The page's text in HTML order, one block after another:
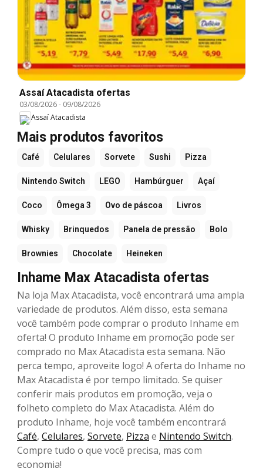
Assaí Atacadista ofertas
03/08/2026- 09/08/2026
Assaí Atacadista
Mais produtos favoritos
Café Celulares Sorvete Sushi Pizza
Nintendo Switch LEGO Hambúrguer Açaí
Coco Ômega 3 Ovo de páscoa Livros
Whisky Brinquedos Panela de pressão Bolo
Brownies Chocolate Heineken
Inhame Max Atacadista ofertas
Na loja Max Atacadista, você encontrará uma ampla
variedade de produtos. Além disso, esta semana
você também pode comprar o produto Inhame em
oferta! O produto Inhame em promoção pode ser
comprado no Max Atacadista esta semana. Não
perca tempo, aproveite logo! A oferta do Inhame no
Max Atacadista é por tempo limitado. Se quiser
conferir mais produtos em promoção, veja o
folheto completo do Max Atacadista. Além do
produto Inhame, hoje você também encontrará
Café, Celulares, Sorvete, Pizza e Nintendo Switch.
Compre tudo o que você precisa, mas com
economia!